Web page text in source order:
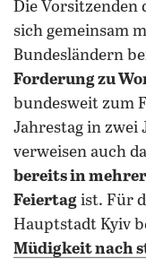
Die
sich gemeinsam
Bundesländern
Forderung zu
bundesweit zum
Jahrestag in zwei
verweisen auch
bereits in
Feiertag ist. Für
Hauptstadt Kyiv
Müdigkeit nach